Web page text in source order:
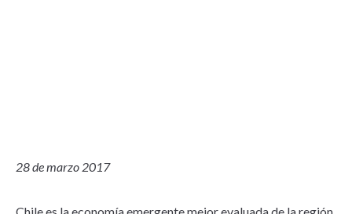
28 de marzo 2017